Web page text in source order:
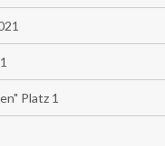
Platz 1